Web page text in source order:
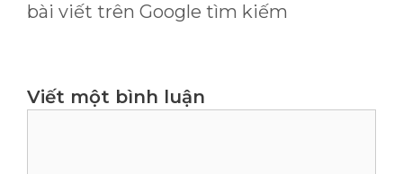
bài viết trên Google tìm kiếm
Viết một bình luận